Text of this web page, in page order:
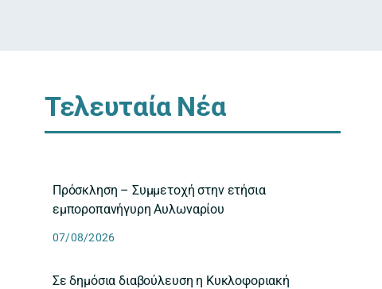
Τελευταία Νέα
Πρόσκληση – Συμμετοχή στην ετήσια
εμποροπανήγυρη Αυλωναρίου
07/08/2026
Σε δημόσια διαβούλευση η Κυκλοφοριακή